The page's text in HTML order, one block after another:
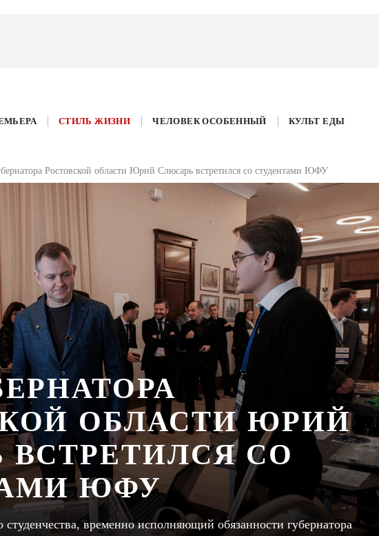
СТИЛЬ ЖИЗНИ ЧЕЛОВЕК ОСОБЕННЫЙ КУЛЬТ ЕДЫ
Ростовской области Юрий Слюсарь встретился со студентами ЮФУ
ОБЛАСТИ ЮРИЙ
СО
ЮФУ
студенчества, временно исполняющий обязанности губернатора